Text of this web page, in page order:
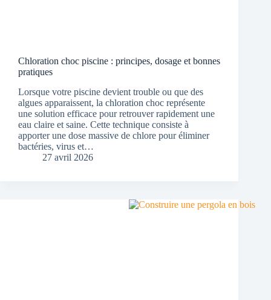
Chloration choc piscine : principes, dosage et bonnes
pratiques
Lorsque votre piscine devient trouble ou que des
algues apparaissent, la chloration choc représente
une solution efficace pour retrouver rapidement une
eau claire et saine. Cette technique consiste à
apporter une dose massive de chlore pour éliminer
bactéries, virus et…
27 avril 2026